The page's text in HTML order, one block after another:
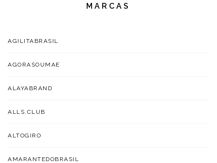
MARCAS
AGILITABRASIL
AGORASOUMAE
ALAYABRAND
ALLS.CLUB
ALTOGIRO
AMARANTEDOBRASIL